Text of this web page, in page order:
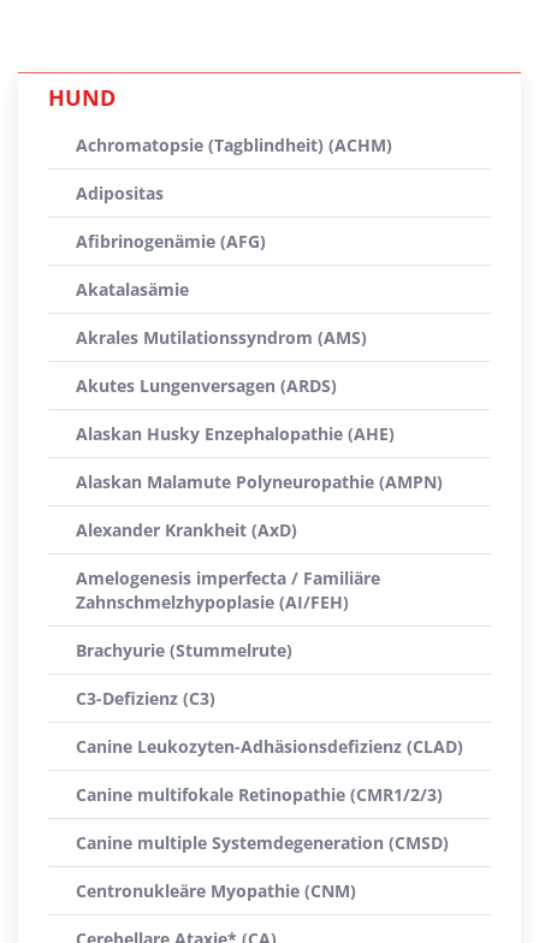
HUND
Achromatopsie (Tagblindheit) (ACHM)
Adipositas
Afibrinogenämie (AFG)
Akatalasämie
Akrales Mutilationssyndrom (AMS)
Akutes Lungenversagen (ARDS)
Alaskan Husky Enzephalopathie (AHE)
Alaskan Malamute Polyneuropathie (AMPN)
Alexander Krankheit (AxD)
Amelogenesis imperfecta / Familiäre
Zahnschmelzhypoplasie (AI/FEH)
Brachyurie (Stummelrute)
C3-Defizienz (C3)
Canine Leukozyten-Adhäsionsdefizienz (CLAD)
Canine multifokale Retinopathie (CMR1/2/3)
Canine multiple Systemdegeneration (CMSD)
Centronukleäre Myopathie (CNM)